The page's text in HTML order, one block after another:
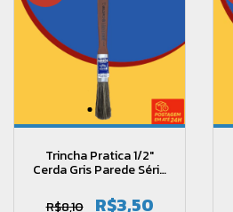
Trincha Pratica 1/2"
Cerda Gris Parede Série
R$8,10
R$3,50